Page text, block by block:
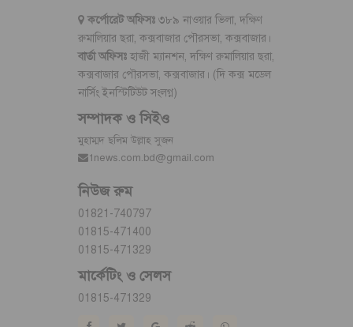
কর্পোরেট অফিসঃ৩৮৯ নাওয়ার ভিলা, দক্ষিণ
রুমালিয়ার ছরা, কক্সবাজার পৌরসভা, কক্সবাজার।
বার্তা অফিসঃ হাজী ম্যানশন, দক্ষিণ রুমালিয়ার ছরা,
কক্সবাজার পৌরসভা, কক্সবাজার। (দি কক্স মডেল
নার্সিং ইনস্টিটিউট সংলগ্ন)
সম্পাদক ও সিইও
মুহাম্মদ ছলিম উল্লাহ সুজন
1news.com.bd@gmail.com
নিউজ রুম
01821-740797
01815-471400
01815-471329
মার্কেটিং ও সেলস
01815-471329